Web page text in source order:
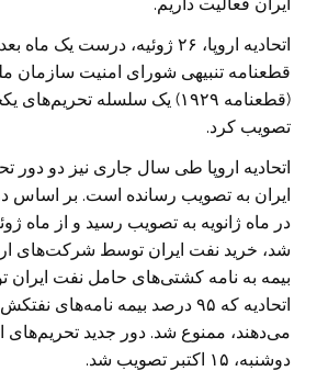
اتحادیه اروپا، ۲۶ ژوئیه، درست
قطعنامه تنبیهی شورای امنیت سازمان
(قطعنامه ۱۹۲۹) یک سلسله
تصویب کرد.
اتحادیه اروپا طی سال جاری نیز دو دور
ایران به تصویب رسانده است. بر اساس
در ماه ژانویه به تصویب رسید و از ماه
شد، خرید نفت ایران توسط شرکت‌های
بیمه به نامه کشتی‌های حامل نفت
اتحادیه که ۹۵ درصد بیمه
می‌دهند، ممنوع شد. دور جدید تحریم‌های
دوشنبه، ۱۵ اکتبر تصویب شد.